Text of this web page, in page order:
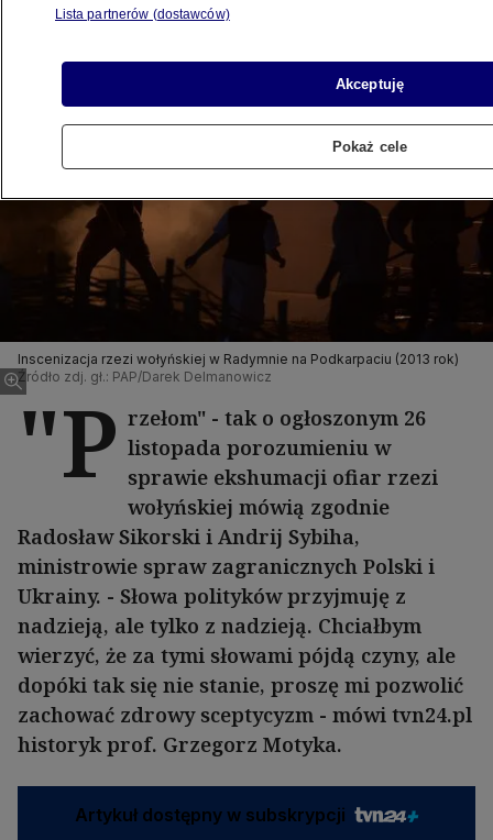
Posłuchaj artykułu
Inscenizacja rzezi wołyńskiej w Radymnie na Podkarpaciu (2013 rok)
Źródło zdj. gł.: PAP/Darek Delmanowicz
"P rzełom" - tak o ogłoszonym 26
listopada porozumieniu w
sprawie ekshumacji ofiar rzezi
wołyńskiej mówią zgodnie
Radosław Sikorski i Andrij Sybiha,
ministrowie spraw zagranicznych Polski i
Ukrainy. - Słowa polityków przyjmuję z
nadzieją, ale tylko z nadzieją. Chciałbym
wierzyć, że za tymi słowami pójdą czyny, ale
dopóki tak się nie stanie, proszę mi pozwolić
zachować zdrowy sceptycyzm - mówi tvn24.pl
historyk prof. Grzegorz Motyka.
Artykuł dostępny w subskrypcji
Lista partnerów (dostawców)
Akceptuję
Pokaż cele